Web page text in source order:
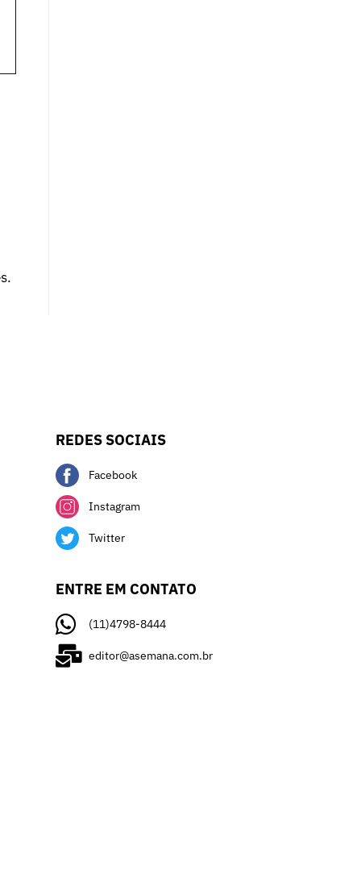
REDES SOCIAIS
Facebook
Instagram
Twitter
ENTRE EM CONTATO
(11)4798-8444
editor@asemana.com.br